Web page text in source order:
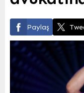
Paylaş